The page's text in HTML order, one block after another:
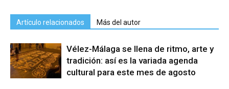
Artículo relacionados Más del autor
Vélez-Málaga se llena de ritmo, arte y
tradición: así es la variada agenda
cultural para este mes de agosto